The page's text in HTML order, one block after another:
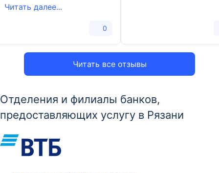
Читать все отзывы
Читать далее...
0
Отделения и филиалы банков,
предоставляющих услугу в Рязани